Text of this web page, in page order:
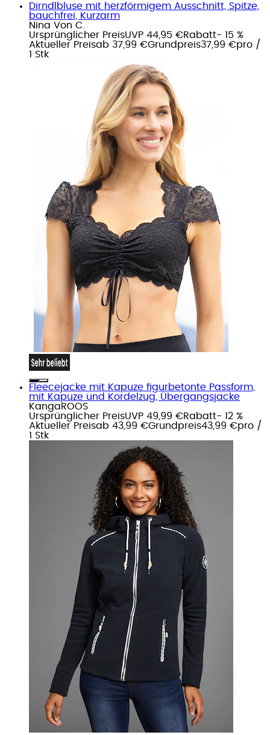
Dirndlbluse mit herzförmigem Ausschnitt, Spitze,
bauchfrei, Kurzarm
Nina Von C.
Ursprünglicher PreisUVP 44,95 €Rabatt- 15 %
Aktueller Preisab 37,99 €Grundpreis37,99 €pro /
1 Stk
Fleecejacke mit Kapuze figurbetonte Passform,
mit Kapuze und Kordelzug, Übergangsjacke
KangaROOS
Ursprünglicher PreisUVP 49,99 €Rabatt- 12 %
Aktueller Preisab 43,99 €Grundpreis43,99 €pro /
1 Stk